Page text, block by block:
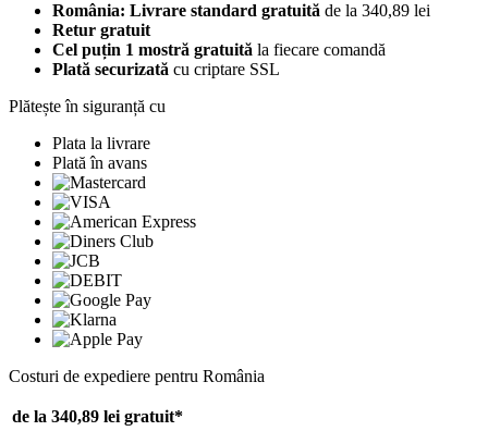
România: Livrare standard gratuită de la 340,89 lei
Retur gratuit
Cel puțin 1 mostră gratuită la fiecare comandă
Plată securizată cu criptare SSL
Plătește în siguranță cu
Plata la livrare
Plată în avans
Costuri de expediere pentru România
de la 340,89 lei gratuit*